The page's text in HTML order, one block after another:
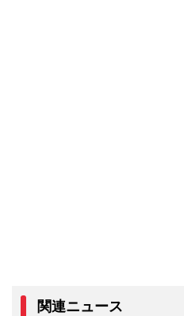
関連ニュース